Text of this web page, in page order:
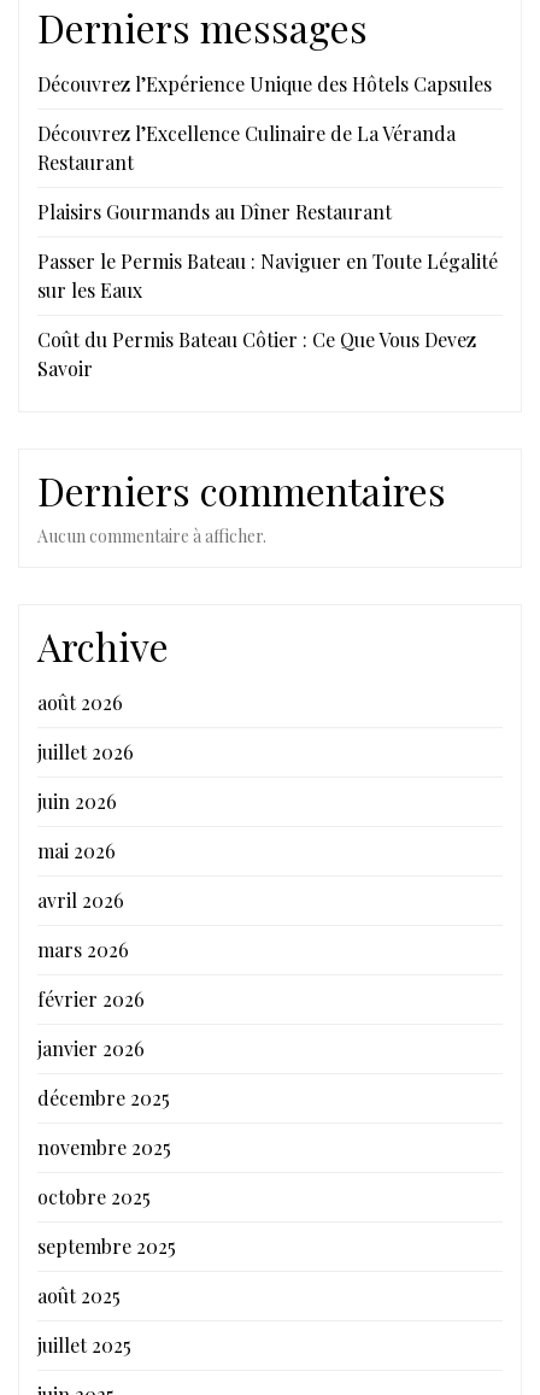
Derniers messages
Découvrez l’Expérience Unique des Hôtels Capsules
Découvrez l’Excellence Culinaire de La Véranda
Restaurant
Plaisirs Gourmands au Dîner Restaurant
Passer le Permis Bateau : Naviguer en Toute Légalité
sur les Eaux
Coût du Permis Bateau Côtier : Ce Que Vous Devez
Savoir
Derniers commentaires
Aucun commentaire à afficher.
Archive
août 2026
juillet 2026
juin 2026
mai 2026
avril 2026
mars 2026
février 2026
janvier 2026
décembre 2025
novembre 2025
octobre 2025
septembre 2025
août 2025
juillet 2025